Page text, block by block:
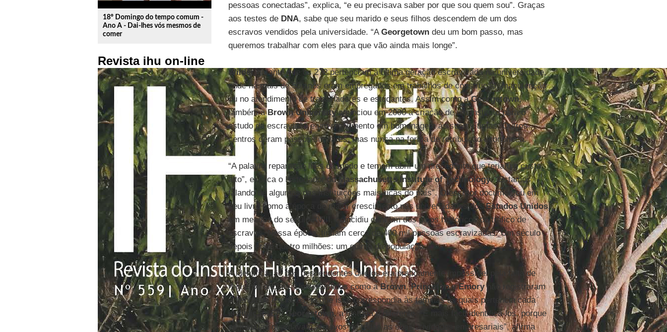
18º Domingo do tempo comum -
Ano A - Dai-lhes vós mesmos de
comer
Revista ihu on-line
pessoas conectadas”, explica, “e eu precisava saber por que sou quem sou”. Graças
aos testes de DNA, sabe que seu marido e seus filhos descendem de um dos
escravos vendidos pela universidade. “AGeorgetowndeu um bom passo, mas
queremos trabalhar com eles para que vão ainda mais longe”.
Wilder garante que os 272 pertenciam à última geração escravizada na universidade,
onde há mais de 50 anos eram empregados em trabalhos de construção, manutenção
ou no atendimento de trabalhadores e estudantes. Assim como aGeorgetown,
também aBrown Universityanunciou em 2006 a criação de um instituto para o
estudo da escravidão e um monumento em homenagem às suas vítimas. Outros
centros deram passos similares, mas nunca na forma de retribuição econômica.
“A palavra reparação lhes dá medo e temem abrir um precedente que teria um custo
alto”, explica o historiador doMassachusetts Institute of Technology. “Estamos
falando de algumas das instituições mais ricas do país”. O escritor documentou em
seu livro como a época de maior crescimento nas universidades dosEstados Unidos,
em meados do século XVIII, coincidiu com um dos picos históricos do tráfico de
escravos. Nessa época, tinham cerca de 400 mil pessoas escravizadas. Um século
depois eram quatro milhões: um quinto da população.
A identificação dos descendentes diretos era praticamente impossível pela falta de
registros oficiais. Universidades como aBrown,PrincetoneEmorynão registraram
a venda de escravos, já que isso correspondia às famílias às quais pertencia cada
instituição. EmGeorgetown, a história é diferente. “É mais fácil identificá-los, porque
os jesuítas guardavam arquivos de todas as suas atividades empresariais”, afirma